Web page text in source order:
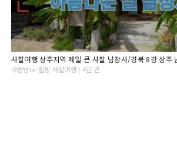
사랑방tv-힐링 사찰여행 | 4년 전